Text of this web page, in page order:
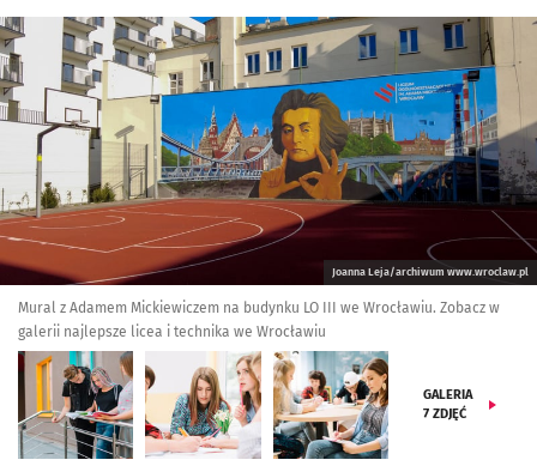
Kliknij, aby zobaczyć galerię
Joanna Leja/archiwum www.wroclaw.pl
Mural z Adamem Mickiewiczem na budynku LO III we Wrocławiu. Zobacz w
galerii najlepsze licea i technika we Wrocławiu
GALERIA
7 ZDJĘĆ